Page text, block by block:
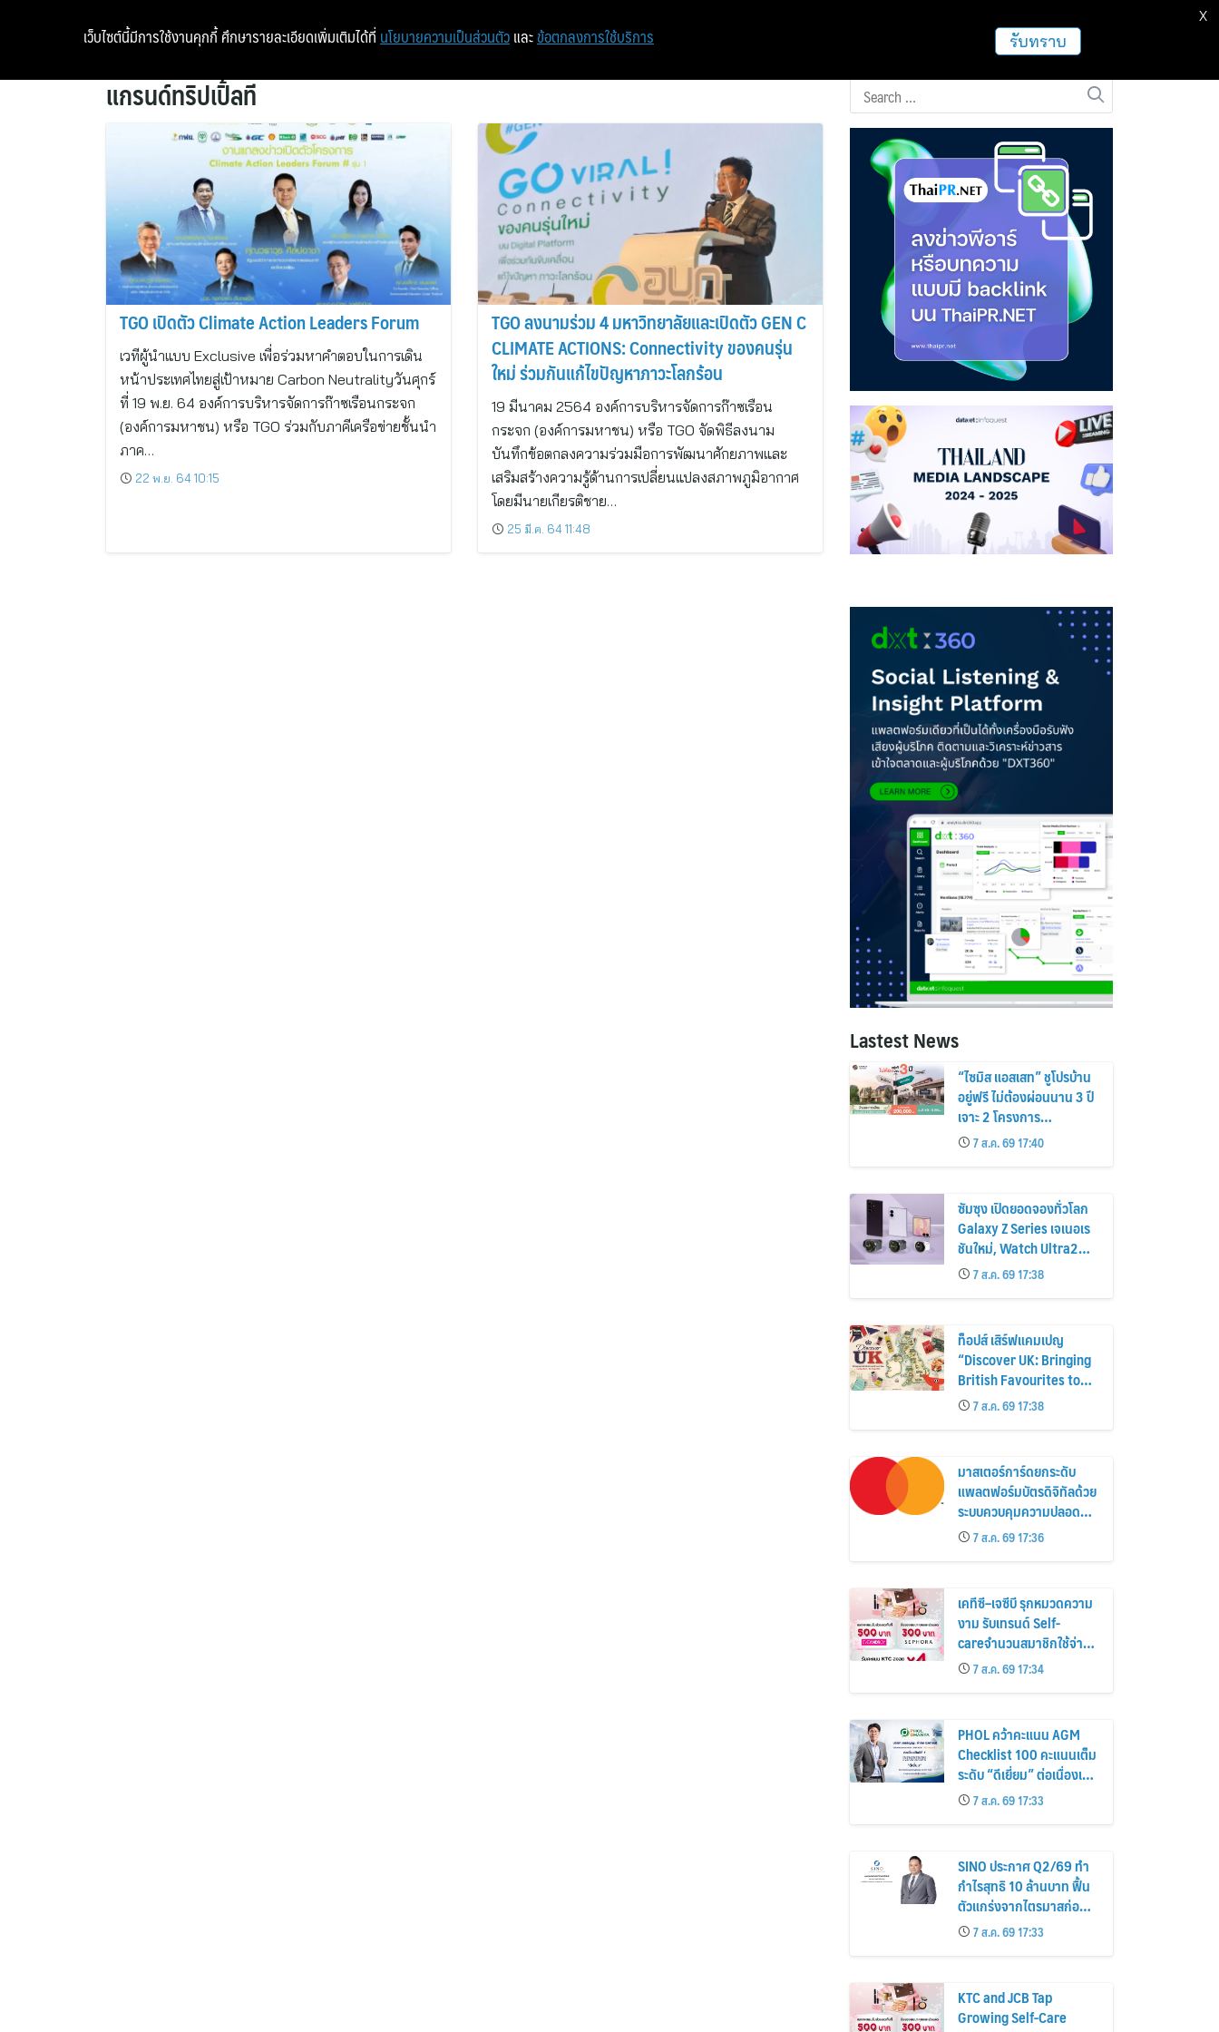
หน้าแรก ท่องเที่ยว ฝากข่าวประชาสัมพันธ์
แกรนด์ทริปเปิ้ลที
TGO เปิดตัว Climate Action Leaders Forum
เวทีผู้นำแบบ Exclusive เพื่อร่วมหาคำตอบในการเดิน
หน้าประเทศไทยสู่เป้าหมาย Carbon Neutralityวันศุกร์
ที่ 19 พ.ย. 64 องค์การบริหารจัดการก๊าซเรือนกระจก
(องค์การมหาชน) หรือ TGO ร่วมกับภาคีเครือข่ายชั้นนำ
ภาค…
22 พ.ย. 64 10:15
TGO ลงนามร่วม 4 มหาวิทยาลัยและเปิดตัว GEN C
CLIMATE ACTIONS: Connectivity ของคนรุ่น
ใหม่ ร่วมกันแก้ไขปัญหาภาวะโลกร้อน
19 มีนาคม 2564 องค์การบริหารจัดการก๊าซเรือน
กระจก (องค์การมหาชน) หรือ TGO จัดพิธีลงนาม
บันทึกข้อตกลงความร่วมมือการพัฒนาศักยภาพและ
เสริมสร้างความรู้ด้านการเปลี่ยนแปลงสภาพภูมิอากาศ
โดยมีนายเกียรติชาย…
25 มี.ค. 64 11:48
Lastest News
“ไซมิส แอสเสท” ชูโปรบ้าน
อยู่ฟรี ไม่ต้องผ่อนนาน 3 ปี
เจาะ 2 โครงการ
“Siamese Holm–
Siamese Blossom”
พร้อมส่วนลดและสิทธิพิเศษ
ถึง 31 สิงหาคม 2569
7 ส.ค. 69 17:40
ซัมซุง เปิดยอดจองทั่วโลก
Galaxy Z Series เจเนอเร
ชันใหม่, Watch Ultra2
และ Watch9 สูงกว่ารุ่น
ก่อนหน้ากว่า 30%
7 ส.ค. 69 17:38
ท็อปส์ เสิร์ฟแคมเปญ
“Discover UK: Bringing
British Favourites to
You” ขนทัพของอร่อยและ
ไอเท็มฮิตจากสหราช
อาณาจักร ส่งตรงถึงมือ
ตั้งแต่วันนี้ – 18 สิงหาคมนี้
7 ส.ค. 69 17:38
มาสเตอร์การ์ดยกระดับ
แพลตฟอร์มบัตรดิจิทัลด้วย
ระบบควบคุมความปลอดภัย
ใหม่7 ส.ค. 69 17:36
เคทีซี–เจซีบี รุกหมวดความ
งาม รับเทรนด์ Self-
careจำนวนสมาชิกใช้จ่าย
หมวดเครื่องสำอางเพิ่ม
26%
7 ส.ค. 69 17:34
PHOL คว้าคะแนน AGM
Checklist 100 คะแนนเต็ม
ระดับ “ดีเยี่ยม” ต่อเนื่องเป็น
ปีที่ 7 ตอกย้ำการดำเนิน
ธุรกิจตามหลักธรรมาภิบาล
โปร่งใส สร้างความเชื่อมั่นผู้
7 ส.ค. 69 17:33
SINO ประกาศ Q2/69 ทำ
กำไรสุทธิ 10 ล้านบาท ฟื้น
ตัวแกร่งจากไตรมาสก่อน
เตรียมจ่ายปันผลระหว่าง
กาล 0.014423 บาทต่อหุ้น
ครึ่งปีหลังมุ่งเติบโตต่อเนื่อง
7 ส.ค. 69 17:33
KTC and JCB Tap
Growing Self-Care
เว็บไซต์นี้มีการใช้งานคุกกี้ ศึกษารายละเอียดเพิ่มเติมได้ที่ นโยบายความเป็นส่วนตัว และ ข้อตกลงการใช้บริการ รับทราบ
X